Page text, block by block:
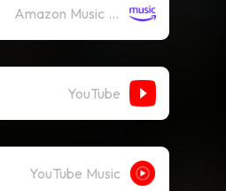
Amazon Music (Streaming)
YouTube
YouTube Music